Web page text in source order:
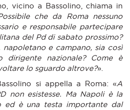
vicino a Bassolino, chiama in
che da Roma nessuno
e responsabile partecipare
del Pd di sabato prossimo?
e campano, sia così
dirigente nazionale? Come è
lo sguardo altrove?».
si appella a Roma: «A
non esistesse. Ma Napoli è la
ed è una testa importante dal